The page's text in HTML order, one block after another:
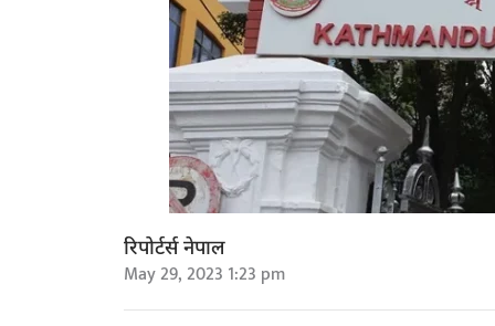
रिपोर्टर्स नेपाल
May 29, 2023 1:23 pm